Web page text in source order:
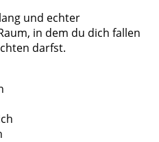
und echter
in dem du dich fallen
darfst.